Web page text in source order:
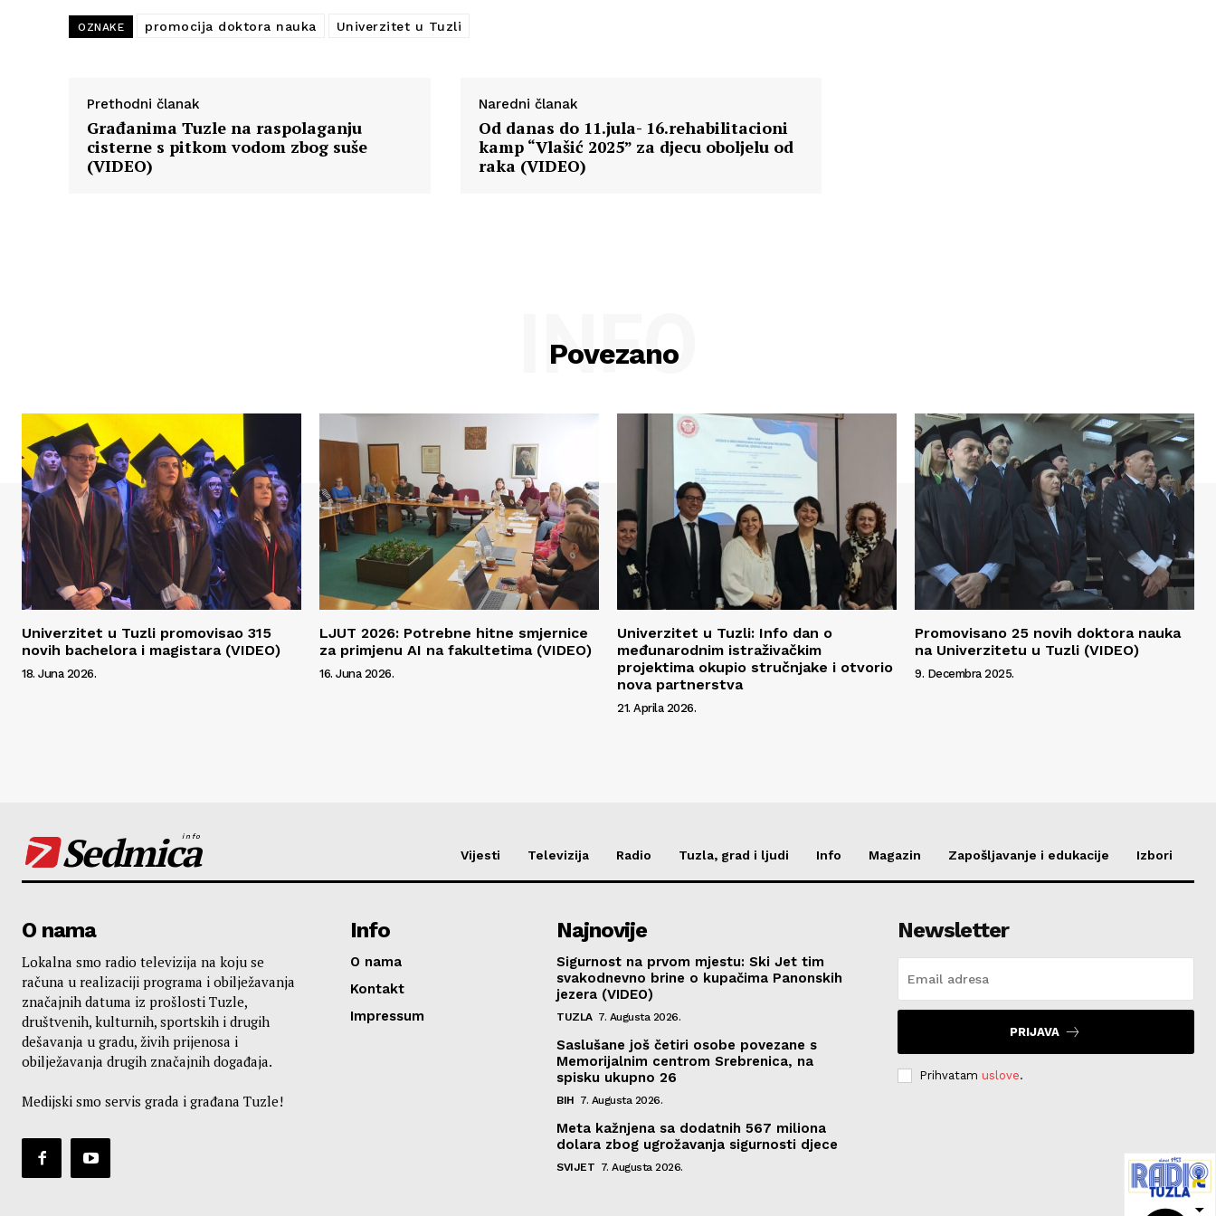
OZNAKE promocija doktora nauka Univerzitet u Tuzli
Prethodni članak
Građanima Tuzle na raspolaganju
cisterne s pitkom vodom zbog suše
(VIDEO)
Naredni članak
Od danas do 11.jula- 16.rehabilitacioni
kamp “Vlašić 2025” za djecu oboljelu od
raka (VIDEO)
Povezano
INFO
Univerzitet u Tuzli promovisao 315
novih bachelora i magistara (VIDEO)
18. Juna 2026.
LJUT 2026: Potrebne hitne smjernice
za primjenu AI na fakultetima (VIDEO)
16. Juna 2026.
Univerzitet u Tuzli: Info dan o
međunarodnim istraživačkim
projektima okupio stručnjake i otvorio
nova partnerstva
21. Aprila 2026.
Promovisano 25 novih doktora nauka
na Univerzitetu u Tuzli (VIDEO)
9. Decembra 2025.
Sedmica
info
Vijesti Televizija Radio Tuzla, grad i ljudi Info Magazin Zapošljavanje i edukacije Izbori
O nama
Lokalna smo radio televizija na koju se
računa u realizaciji programa i obilježavanja
značajnih datuma iz prošlosti Tuzle,
društvenih, kulturnih, sportskih i drugih
dešavanja u gradu, živih prijenosa i
obilježavanja drugih značajnih događaja.
Medijski smo servis grada i građana Tuzle!
Info
O nama
Kontakt
Impressum
Najnovije
Sigurnost na prvom mjestu: Ski Jet tim
svakodnevno brine o kupačima Panonskih
jezera (VIDEO)
TUZLA 7. Augusta 2026.
Saslušane još četiri osobe povezane s
Memorijalnim centrom Srebrenica, na
spisku ukupno 26
BIH 7. Augusta 2026.
Meta kažnjena sa dodatnih 567 miliona
dolara zbog ugrožavanja sigurnosti djece
SVIJET 7. Augusta 2026.
Newsletter
PRIJAVA
Prihvatam uslove.